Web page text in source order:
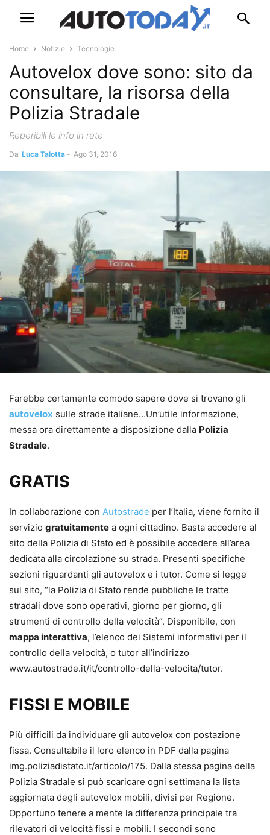
Home Notizie Tecnologie
Autovelox dove sono: sito da
consultare, la risorsa della
Polizia Stradale
Reperibili le info in rete
Da Luca Talotta - Ago 31, 2016
Farebbe certamente comodo sapere dove si trovano gli
autovelox sulle strade italiane…Un’utile informazione,
messa ora direttamente a disposizione dalla Polizia
Stradale.
GRATIS
In collaborazione con Autostrade per l’Italia, viene fornito il
servizio gratuitamente a ogni cittadino. Basta accedere al
sito della Polizia di Stato ed è possibile accedere all’area
dedicata alla circolazione su strada. Presenti specifiche
sezioni riguardanti gli autovelox e i tutor. Come si legge
sul sito, “la Polizia di Stato rende pubbliche le tratte
stradali dove sono operativi, giorno per giorno, gli
strumenti di controllo della velocità”. Disponibile, con
mappa interattiva, l’elenco dei Sistemi informativi per il
controllo della velocità, o tutor all’indirizzo
www.autostrade.it/it/controllo-della-velocita/tutor.
FISSI E MOBILE
Più difficili da individuare gli autovelox con postazione
fissa. Consultabile il loro elenco in PDF dalla pagina
img.poliziadistato.it/articolo/175. Dalla stessa pagina della
Polizia Stradale si può scaricare ogni settimana la lista
aggiornata degli autovelox mobili, divisi per Regione.
Opportuno tenere a mente la differenza principale tra
rilevatori di velocità fissi e mobili. I secondi sono